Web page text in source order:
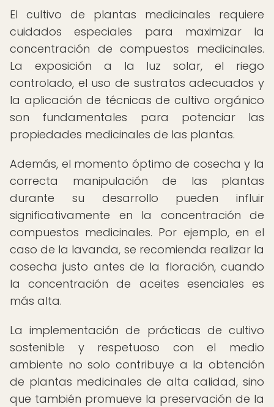
El cultivo de plantas medicinales requiere
cuidados especiales para maximizar la
concentración de compuestos medicinales.
La exposición a la luz solar, el riego
controlado, el uso de sustratos adecuados y
la aplicación de técnicas de cultivo orgánico
son fundamentales para potenciar las
propiedades medicinales de las plantas.
Además, el momento óptimo de cosecha y la
correcta manipulación de las plantas
durante su desarrollo pueden influir
significativamente en la concentración de
compuestos medicinales. Por ejemplo, en el
caso de la lavanda, se recomienda realizar la
cosecha justo antes de la floración, cuando
la concentración de aceites esenciales es
más alta.
La implementación de prácticas de cultivo
sostenible y respetuoso con el medio
ambiente no solo contribuye a la obtención
de plantas medicinales de alta calidad, sino
que también promueve la preservación de la